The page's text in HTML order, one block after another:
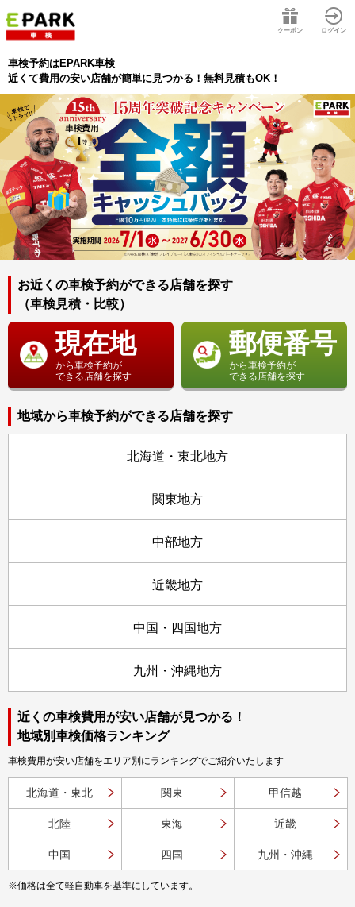
クーポン ログイン
車検予約はEPARK車検
近くて費用の安い店舗が簡単に見つかる！無料見積もOK！
お近くの車検予約ができる店舗を探す
（車検見積・比較）
現在地
から車検予約が
できる店舗を探す
郵便番号
から車検予約が
できる店舗を探す
地域から車検予約ができる店舗を探す
北海道・東北地方
関東地方
中部地方
近畿地方
中国・四国地方
九州・沖縄地方
近くの車検費用が安い店舗が見つかる！
地域別車検価格ランキング
車検費用が安い店舗をエリア別にランキングでご紹介いたします
北海道・東北 関東 甲信越
北陸 東海 近畿
中国 四国 九州・沖縄
※価格は全て軽自動車を基準にしています。